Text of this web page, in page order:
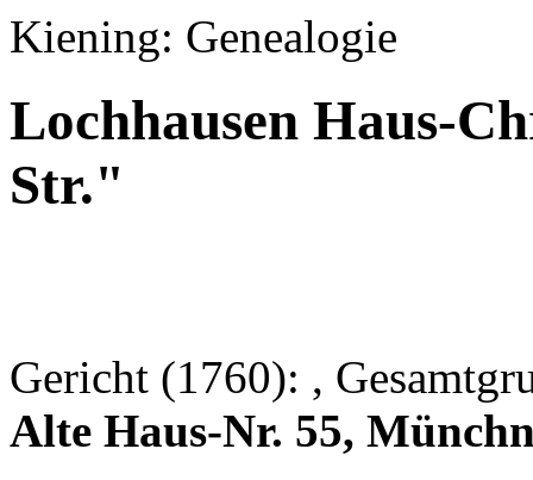
Kiening: Genealogie
Lochhausen Haus-
Str."
Gericht (1760): ,
Alte Haus-Nr. 55,